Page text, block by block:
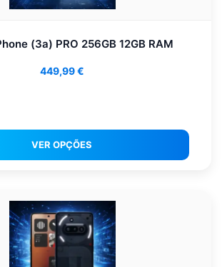
(3a) PRO 256GB 12GB RAM
449,99€
VER OPÇÕES